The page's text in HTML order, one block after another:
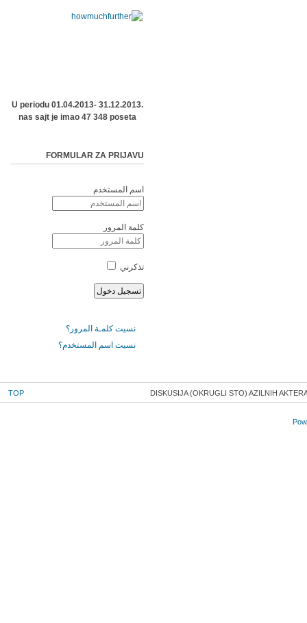
U periodu 01.04.2013- 31.12.2013.
nas sajt je imao 47 348 poseta
FORMULAR ZA PRIJAVU
اسم المستخدم
كلمة المرور
تذكرني
نسيت كلمـة المرور؟
نسيت اسم المستخدم؟
DISKUSIJA (OKRUGLI STO) AZILNIH
TOP